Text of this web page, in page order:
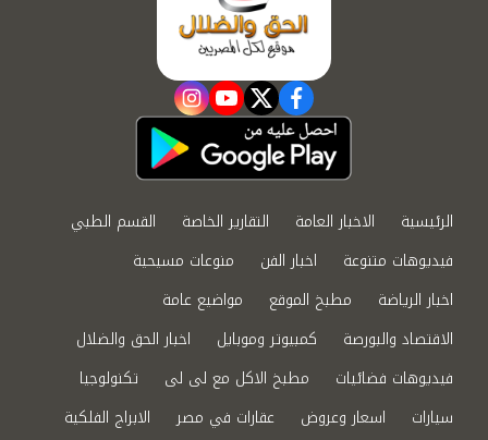
facebook
twitter
youtube
instagram
الرئيسية الاخبار العامة التقارير الخاصة
القسم الطبي
فيديوهات متنوعة
اخبار الفن
منوعات مسيحية
اخبار الرياضة
مطبخ الموقع
مواضيع عامة
الاقتصاد والبورصة
كمبيوتر وموبايل
اخبار الحق والضلال
فيديوهات فضائيات
مطبخ الاكل مع لى لى
تكنولوجيا
سيارات
اسعار وعروض عقارات في مصر الابراج الفلكية